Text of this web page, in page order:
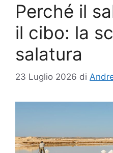
Perché il
il cibo: la
salatura
23 Luglio 2026 di